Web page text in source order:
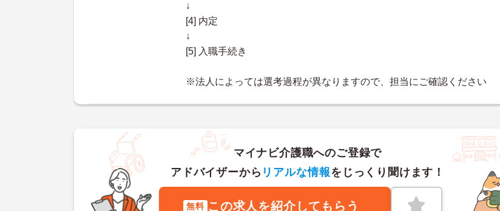
↓
[4] 内定
↓
[5] 入職手続き
※法人によっては選考過程が異なりますので、担当にご確認ください
マイナビ介護職へのご登録で
アドバイザーから リアルな情報をじっくり聞けます！
無料 この求人を紹介してもらう